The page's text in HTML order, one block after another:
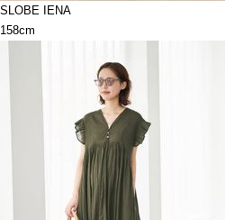
SLOBE IENA
158cm